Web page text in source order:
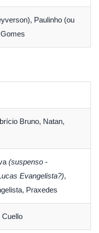
Paulinho (ou
Bruno, Natan,
(suspenso -
Evangelista?),
Praxedes
Cuello